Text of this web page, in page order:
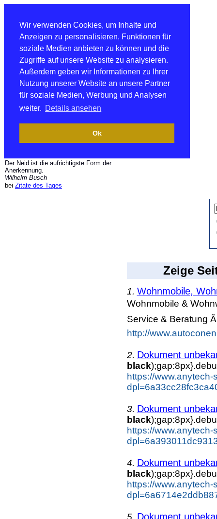
Wir verwenden Cookies, um Inhalte und
Anzeigen zu personalisieren, Funktionen für
soziale Medien anbieten zu können und die
Zugriffe auf unsere Website zu analysieren.
Außerdem geben wir Informationen zu Ihrer
Nutzung unserer Website an unsere Partner
für soziale Medien, Werbung und Analysen
weiter. Details ansehen
Ok
Der Neid ist die aufrichtigste Form der
Anerkennung.
Wilhelm Busch
bei Zitate des Tages
Zeige
1. Wohnmobile,
Wohnmobile &
Service & Beratung
http://
2. Dokument
black
https://
3. Dokument
black
https://
4. Dokument
black
https://
5. Dokument